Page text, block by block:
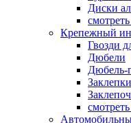
Диски
Крепежный
Гвозди
Дюбели
Дюбель-
Заклепки